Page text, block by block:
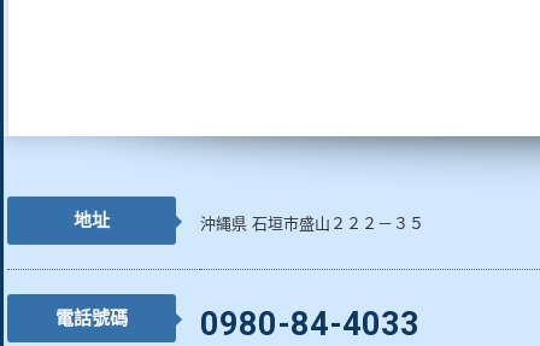
地址 沖縄県 石垣市盛山２２２－３５
電話號碼 0980-84-4033